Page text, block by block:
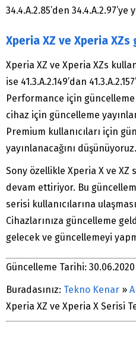
34.4.A.2.85’den 34.4.A.2.97’ye
Xperia XZ ve Xperia
Xperia XZ ve Xperia XZs
ise 41.3.A.2.149’dan
Performance için
cihaz için güncelleme
Premium kullanıcıları için
yayınlanacağını düşünüyoruz.
Sony özellikle Xperia X ve
devam ettiriyor. Bu
serisi kullanıcılarına
Cihazlarınıza güncelleme
gelecek ve güncellemeyi
Güncelleme Tarihi:
Buradasınız: Tekno Kenar »
Xperia XZ ve Xperia X Serisi